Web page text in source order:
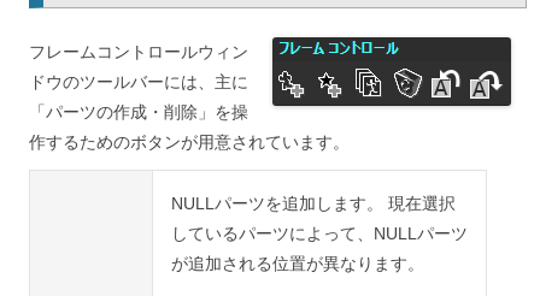
フレームコントロールウィン
ドウのツールバーには、主に
「パーツの作成・削除」を操
作するためのボタンが用意されています。
NULLパーツを追加します。 現在選択
しているパーツによって、NULLパーツ
が追加される位置が異なります。